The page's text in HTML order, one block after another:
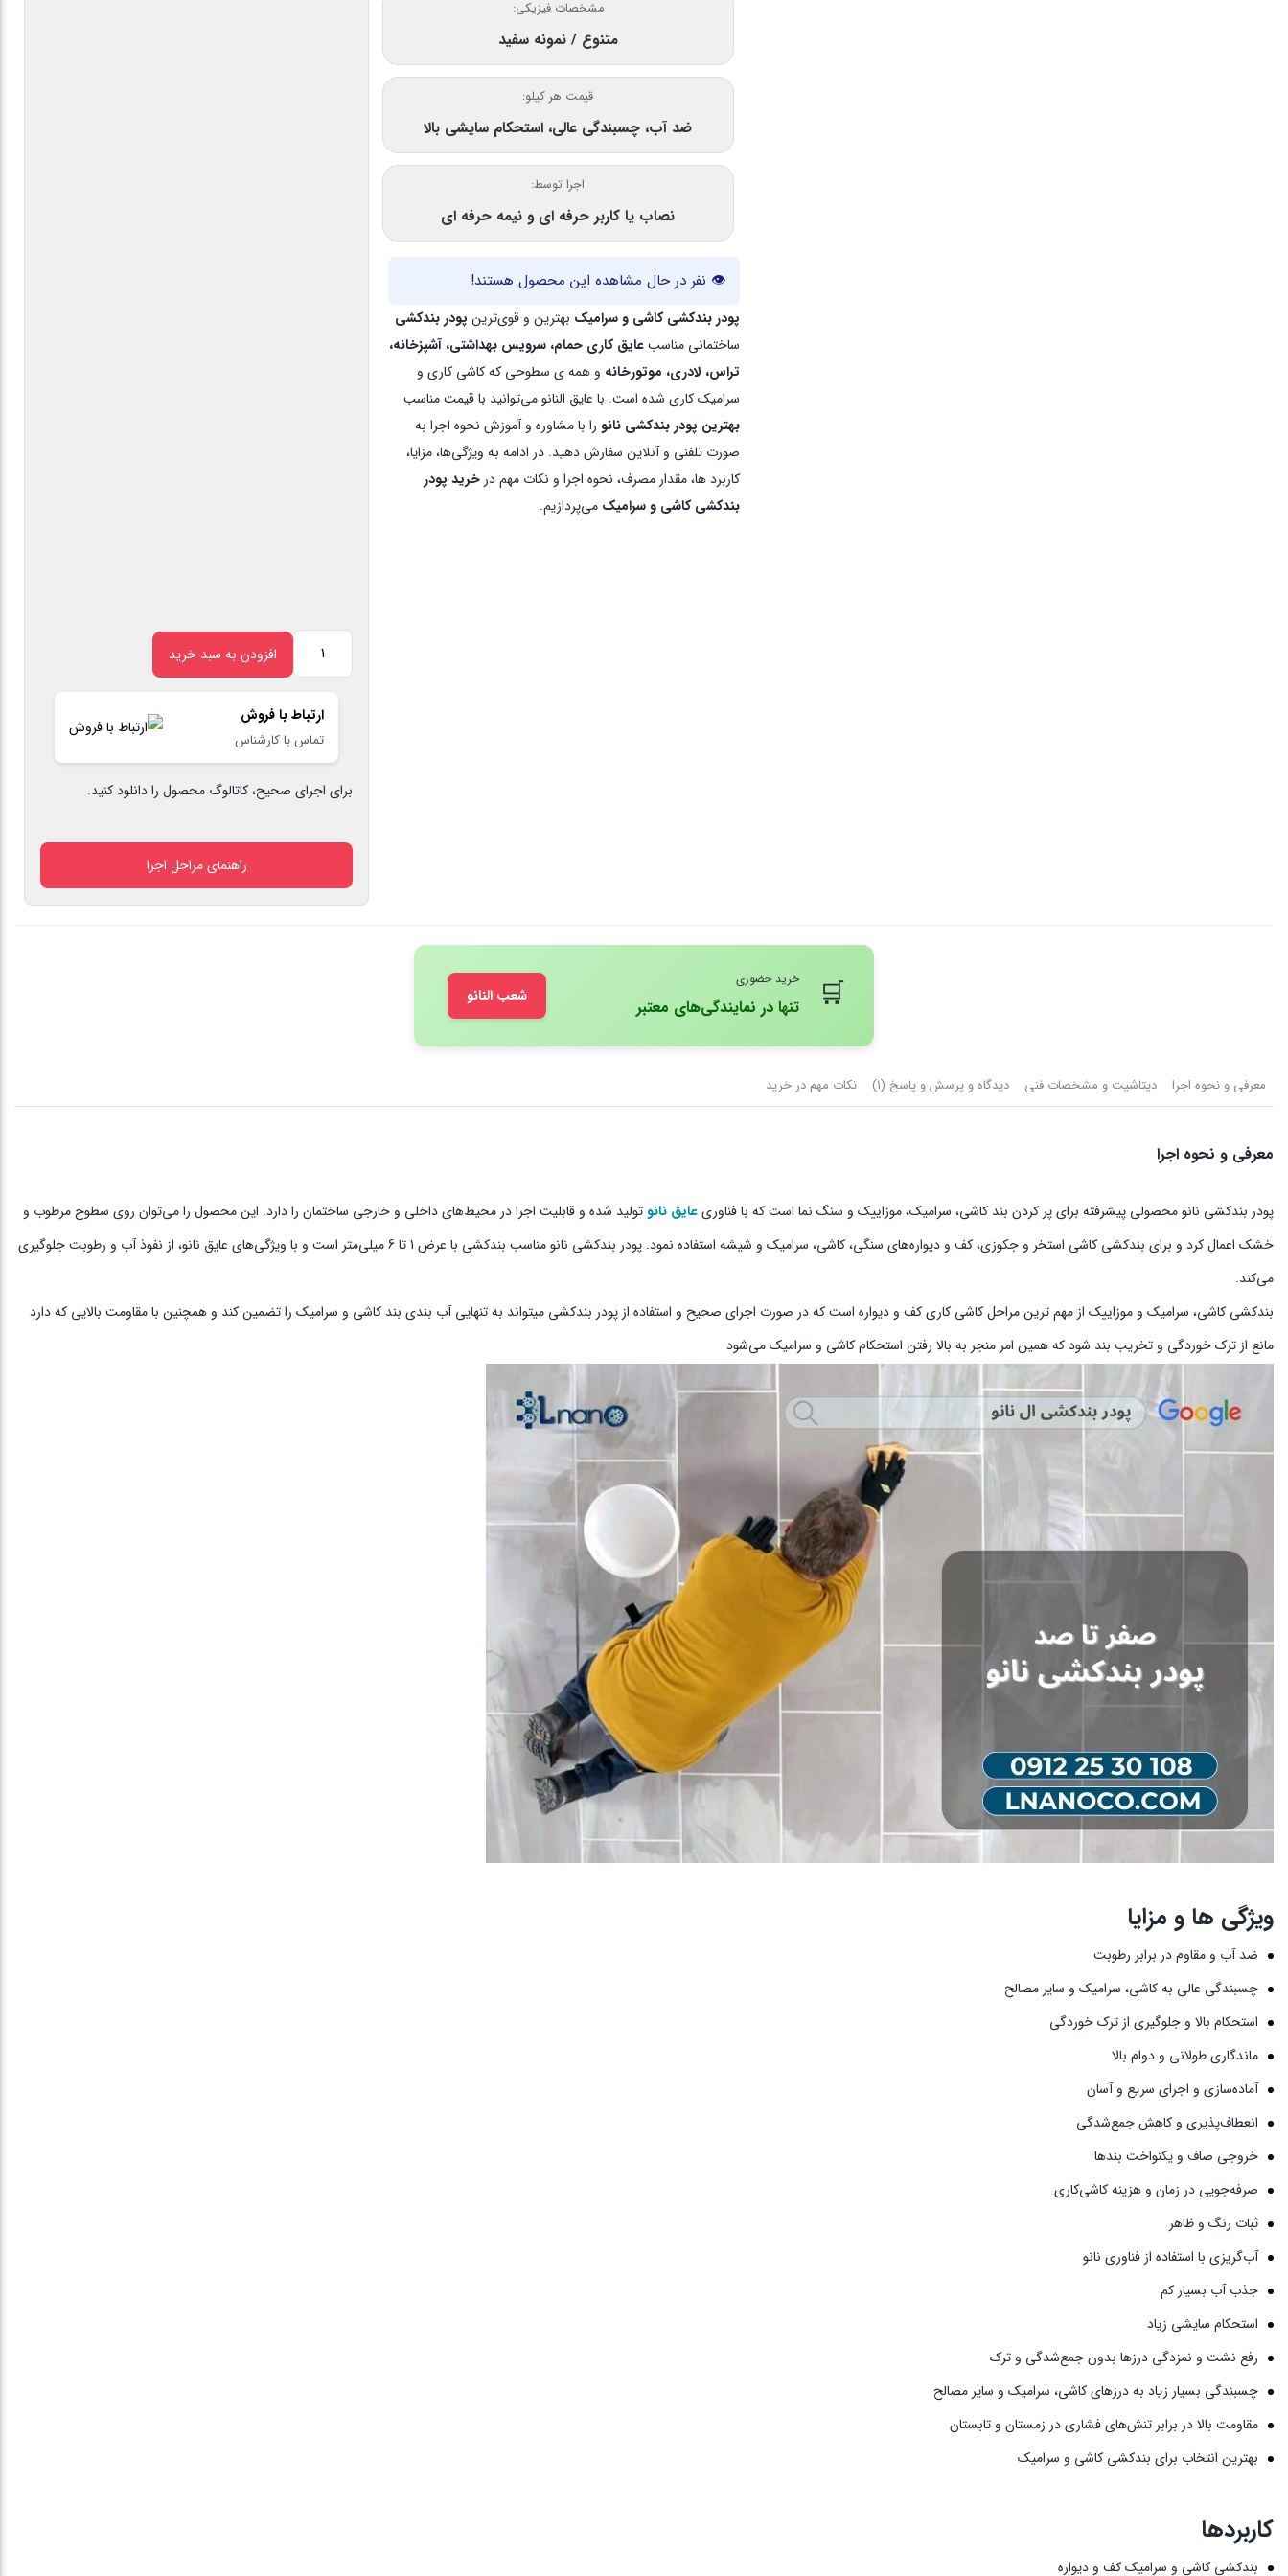
مشخصات فیزیکی:
متنوع / نمونه سفید
قیمت هر کیلو:
ضد آب، چسبندگی عالی، استحکام سایشی بالا
اجرا توسط:
نصاب یا کاربر حرفه ای و نیمه حرفه ای
👁 نفر در حال مشاهده این محصول هستند!
پودر بندکشی کاشی و سرامیک بهترین و قوی‌ترین پودر بندکشی
ساختمانی مناسبعایق کاری حمام، سرویس بهداشتی، آشپزخانه،
تراس، لادری، موتورخانه و همه ی سطوحی که کاشی کاری و
سرامیک کاری شده است. با عایق النانو می‌توانید با قیمت مناسب
بهترین پودر بندکشی نانو را با مشاوره و آموزش نحوه اجرا به
صورت تلفنی و آنلاین سفارش دهید. در ادامه به ویژگی‌ها، مزایا،
کاربرد ها، مقدار مصرف، نحوه اجرا و نکات مهم درخرید پودر
بندکشی کاشی و سرامیک می‌پردازیم.
استخر
سرویس
بهداشتی
سونا
افزودن به سبد خرید
ارتباط با فروش
تماس با کارشناس
برای اجرای صحیح، کاتالوگ محصول را دانلود کنید.
راهنمای مراحل اجرا
شعب النانو
خرید حضوری
تنها در نمایندگی‌های معتبر 🛒
معرفی و نحوه اجرا دیتاشیت و مشخصات فنی دیدگاه و پرسش و پاسخ (1) نکات مهم در خرید
معرفی و نحوه اجرا
پودر بندکشی نانو محصولی پیشرفته برای پر کردن بند کاشی، سرامیک، موزاییک و سنگ نما است که با فناوریعایق نانو تولید شده و قابلیت اجرا در محیط‌های داخلی و خارجی ساختمان را دارد. این محصول را می‌توان روی سطوح مرطوب و
خشک اعمال کرد و برای بندکشی کاشی استخر و جکوزی، کف و دیواره‌های سنگی، کاشی، سرامیک و شیشه استفاده نمود. پودر بندکشی نانو مناسب بندکشی با عرض 1 تا 6 میلی‌متر است و با ویژگی‌های عایق نانو، از نفوذ آب و رطوبت جلوگیری
می‌کند.
بندکشی کاشی، سرامیک و موزاییک از مهم ترین مراحل کاشی کاری کف و دیواره است که در صورت اجرای صحیح و استفاده از پودر بندکشی میتواند به تنهایی آب بندی بند کاشی و سرامیک را تضمین کند و همچنین با مقاومت بالایی که دارد
مانع از ترک خوردگی و تخریب بند شود که همین امر منجر به بالا رفتن استحکام کاشی و سرامیک می‌شود
ویژگی ها و مزایا
ضد آب و مقاوم در برابر رطوبت
چسبندگی عالی به کاشی، سرامیک و سایر مصالح
استحکام بالا و جلوگیری از ترک خوردگی
ماندگاری طولانی و دوام بالا
آماده‌سازی و اجرای سریع و آسان
انعطاف‌پذیری و کاهش جمع‌شدگی
خروجی صاف و یکنواخت بندها
صرفه‌جویی در زمان و هزینه کاشی‌کاری
ثبات رنگ و ظاهر
آب‌گریزی با استفاده از فناوری نانو
جذب آب بسیار کم
استحکام سایشی زیاد
رفع نشت و نمزدگی درزها بدون جمع‌شدگی و ترک
چسبندگی بسیار زیاد به درزهای کاشی، سرامیک و سایر مصالح
مقاومت بالا در برابر تنش‌های فشاری در زمستان و تابستان
بهترین انتخاب برای بندکشی کاشی و سرامیک
کاربردها
بندکشی کاشی و سرامیک کف و دیواره